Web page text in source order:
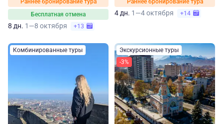
Раннее бронирование тура
Бесплатная отмена
8 дн. 1—8 октября +13
Раннее бронирование тура
4 дн. 1—4 октября +14
Комбинированные туры
Экскурсионные туры
-3%